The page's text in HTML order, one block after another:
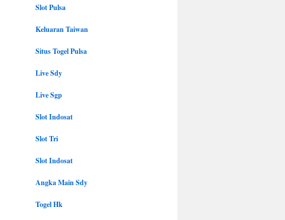
Slot Pulsa
Keluaran Taiwan
Situs Togel Pulsa
Live Sdy
Live Sgp
Slot Indosat
Slot Tri
Slot Indosat
Angka Main Sdy
Togel Hk